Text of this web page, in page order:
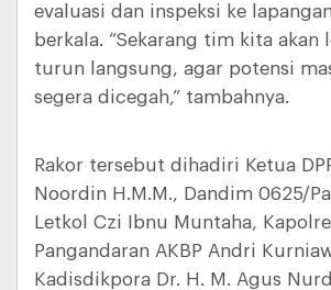
evaluasi dan inspeksi ke
berkala. “Sekarang tim kita akan
turun langsung, agar potensi
segera dicegah,” tambahnya.
Rakor tersebut dihadiri Ketua
Noordin H.M.M., Dandim 0625/
Letkol Czi Ibnu Muntaha,
Pangandaran AKBP Andri
Kadisdikpora Dr. H. M. Agus